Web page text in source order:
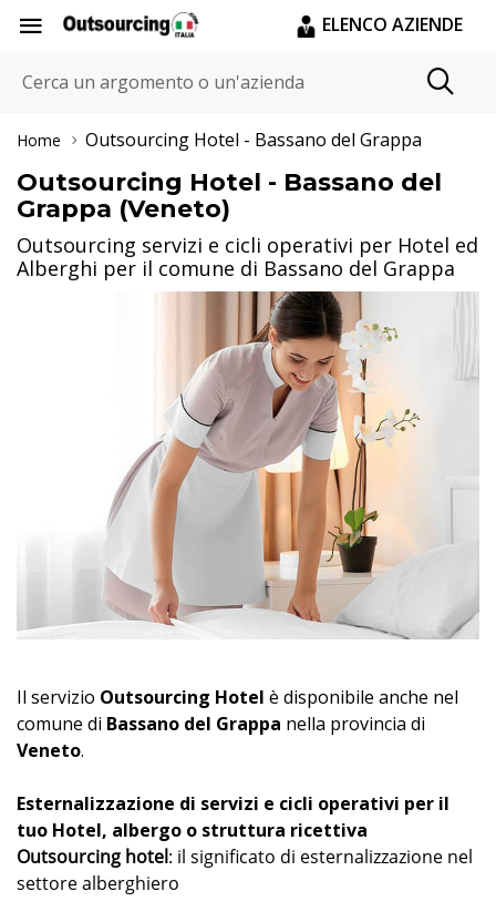
ELENCO AZIENDE
Home Outsourcing Hotel - Bassano del Grappa
Outsourcing Hotel - Bassano del
Grappa (Veneto)
Outsourcing servizi e cicli operativi per Hotel ed
Alberghi per il comune di Bassano del Grappa
Il servizio Outsourcing Hotel è disponibile anche nel
comune di Bassano del Grappa nella provincia di
Veneto.
Esternalizzazione di servizi e cicli operativi per il
tuo Hotel, albergo o struttura ricettiva
Outsourcing hotel: il significato di esternalizzazione nel
settore alberghiero